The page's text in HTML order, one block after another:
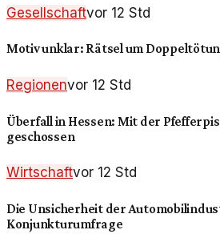
Gesellschaftvor 12 Std
Motiv unklar: Rätsel um
Regionenvor 12 Std
Überfall in Hessen: Mit der
geschossen
Wirtschaftvor 12 Std
Die Unsicherheit der
Konjunkturumfrage